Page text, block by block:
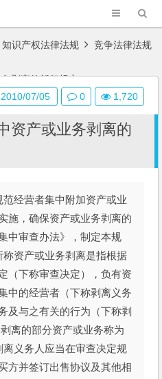
知识产权法律法规 竞争法律法规
剥离的暂行规定
资产或业务剥离的
营者集中附加资产或业
施，确保资产或业务剥离的
中审查办法》，制定本规
产或业务剥离是指根据
（下称审查决定），负有资
中的经营者（下称剥离义务
及与之有关的行为（下称剥
的部分资产或业务称为
务人应当在审查决定规
方并签订出售协议及其他相
2010/07/05 0 1,720